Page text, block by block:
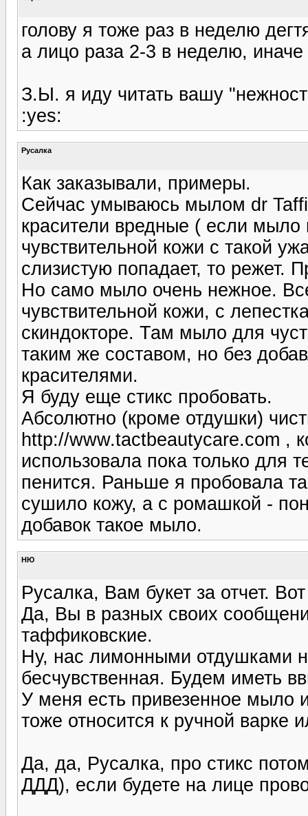
голову я тоже раз в неделю
а лицо раза 2-3 в неделю,
З.Ы. я иду читать вашу
:yes:
Русалка
Как заказывали, примеры.
Сейчас умываюсь мылом dr
красители вредные ( если мыло
чувствительной кожи с такой
слизистую попадает, то режет.
Но само мыло очень нежное.
чувствительной кожи, с
скиндокторе. Там мыло для
таким же составом, но без
красителями.
Я буду еще стикс пробовать.
Абсолютно (кроме отдушки)
http://www.tactbeautycare.com ,
использовала пока только для
пенится. Раньше я пробовала
сушило кожу, а с ромашкой -
добавок такое мыло.
НЮ
Русалка, Вам букет за отчет.
Да, Вы в разных своих
таффиковские.
Ну, нас лимонными отдушками
бесчувственная. Будем иметь
У меня есть привезенное мыло
тоже относится к ручной варке
Да, да, Русалка, про стикс
ДДД), если будете на лице